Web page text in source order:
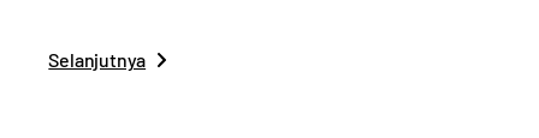
Selanjutnya